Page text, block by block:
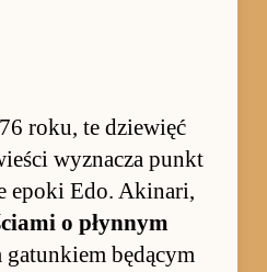
ro­ku, te dzie­więć
wy­zna­cza punkt
epoki Edo. Aki­na­ri,
o płyn­nym
będącym